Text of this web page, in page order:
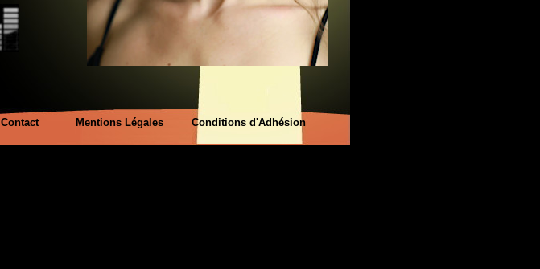
Contact Mentions Légales Conditions d'Adhésion